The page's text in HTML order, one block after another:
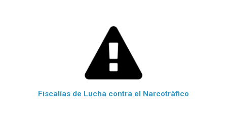
Fiscalías de Lucha contra el Narcotràfico